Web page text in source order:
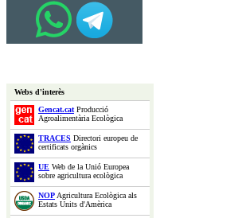
Webs d'interès
Gencat.catProducció
Agroalimentària Ecològica
TRACES Directori europeu de
certificats orgànics
UE Web de la Unió Europea
sobre agricultura ecològica
NOPAgricultura Ecològica als
Estats Units d'Amèrica